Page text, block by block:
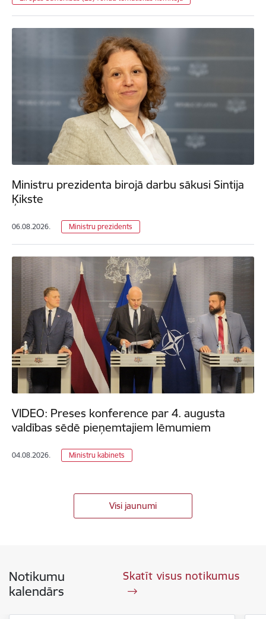
Ministru prezidenta birojā darbu sākusi Sintija
Ķikste
06.08.2026. Ministru prezidents
VIDEO: Preses konference par 4. augusta
valdības sēdē pieņemtajiem lēmumiem
04.08.2026. Ministru kabinets
Visi jaunumi
Notikumu
kalendārs
Skatīt visus notikumus